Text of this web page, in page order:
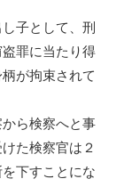
子として、刑
罪に当たり得
が拘束されて
ら検察へと事
た検察官は２
下すことにな